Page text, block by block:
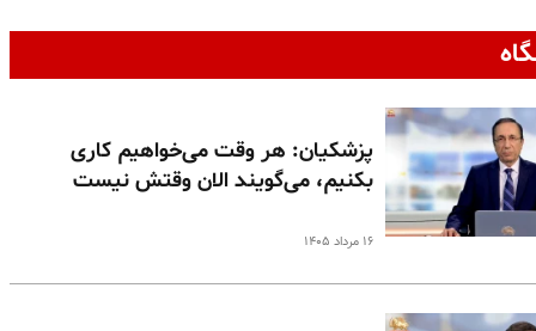
پزشکیان: هر وقت می‌خواهیم کاری
بکنیم، می‌گویند الان وقتش نیست
۱۶ مرداد ۱۴۰۵